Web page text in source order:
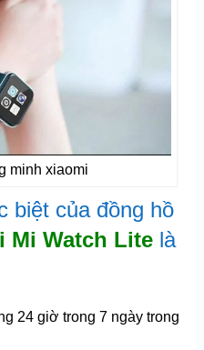
minh xiaomi
biệt của đồng hồ
Mi Watch Lite là
24 giờ trong 7 ngày trong